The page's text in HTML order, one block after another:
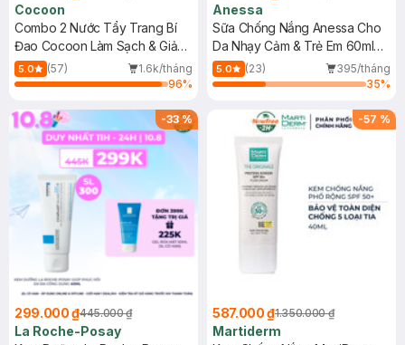
Cocoon
Combo 2 Nước Tẩy Trang Bí
Đao Cocoon Làm Sạch & Giảm
Dầu 500ml
5.0 (57)
1.6k/tháng
96%
Anessa
Sữa Chống Nắng Anessa Cho
Da Nhạy Cảm & Trẻ Em 60ml
(Mới)
5.0 (23)
395/tháng
35%
-33%
299.000 ₫445.000 ₫
La Roche-Posay
-57 %
587.000 ₫1.350.000 ₫
Martiderm